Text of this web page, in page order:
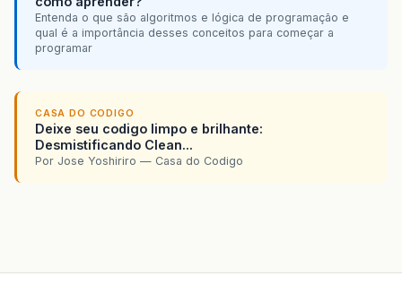
Entenda o que são algoritmos e lógica de programação e
qual é a importância desses conceitos para começar a
programar
CASA DO CODIGO
Deixe seu codigo limpo e brilhante:
Desmistificando Clean...
Por Jose Yoshiriro — Casa do Codigo